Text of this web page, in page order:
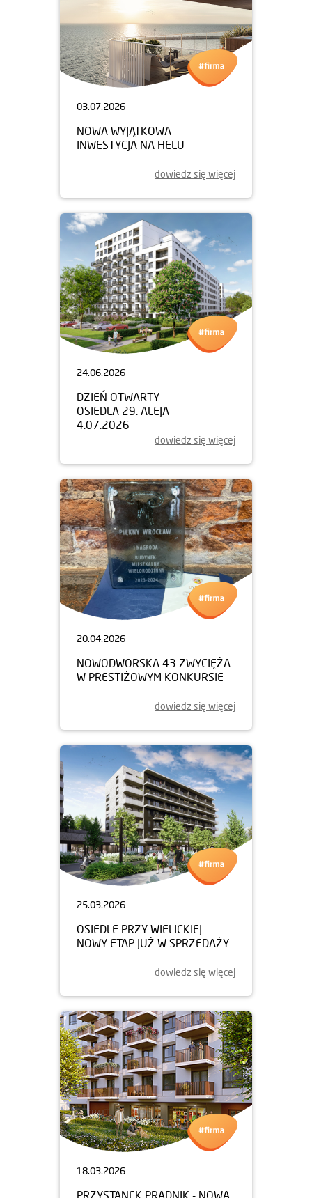
03.07.2026
NOWA WYJĄTKOWA
INWESTYCJA NA HELU
dowiedz się więcej
24.06.2026
DZIEŃ OTWARTY
OSIEDLA 29. ALEJA
4.07.2026
dowiedz się więcej
20.04.2026
NOWODWORSKA 43 ZWYCIĘŻA
W PRESTIŻOWYM KONKURSIE
dowiedz się więcej
25.03.2026
OSIEDLE PRZY WIELICKIEJ
NOWY ETAP JUŻ W SPRZEDAŻY
dowiedz się więcej
18.03.2026
PRZYSTANEK PRĄDNIK - NOWA